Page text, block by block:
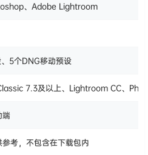
、Adobe Lightroom
5个DNG移动预设
7.3及以上、Lightroom CC、
端
考，不包含在下载包内